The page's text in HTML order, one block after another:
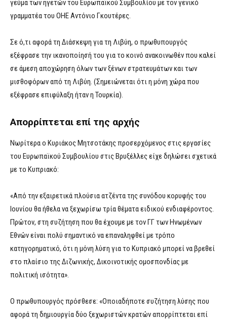
γεύμα των ηγετών του Ευρωπαϊκού Συμβουλίου με τον γενικό
γραμματέα του ΟΗΕ Αντόνιο Γκουτέρες.
Σε ό,τι αφορά τη Διάσκεψη για τη Λιβύη, ο πρωθυπουργός
εξέφρασε την ικανοποίησή του για το κοινό ανακοινωθέν που καλεί
σε άμεση αποχώρηση όλων των ξένων στρατευμάτων και των
μισθοφόρων από τη Λιβύη. (Σημειώνεται ότι η μόνη χώρα που
εξέφρασε επιφύλαξη ήταν η Τουρκία).
Απορρίπτεται επί της αρχής
Νωρίτερα ο Κυριάκος Μητσοτάκης προσερχόμενος στις εργασίες
του Ευρωπαϊκού Συμβουλίου στις Βρυξέλλες είχε δηλώσει σχετικά
με το Κυπριακό:
«Από την εξαιρετικά πλούσια ατζέντα της συνόδου κορυφής του
Ιουνίου θα ήθελα να ξεχωρίσω τρία θέματα ειδικού ενδιαφέροντος.
Πρώτον, στη συζήτηση που θα έχουμε με τον ΓΓ των Ηνωμένων
Εθνών είναι πολύ σημαντικό να επαναληφθεί με τρόπο
κατηγορηματικό, ότι η μόνη λύση για το Κυπριακό μπορεί να βρεθεί
στο πλαίσιο της Διζωνικής, Δικοινοτικής ομοσπονδίας με
πολιτική ισότητα».
Ο πρωθυπουργός πρόσθεσε: «Οποιαδήποτε συζήτηση λύσης που
αφορά τη δημιουργία δύο ξεχωριστών κρατών απορρίπτεται επί